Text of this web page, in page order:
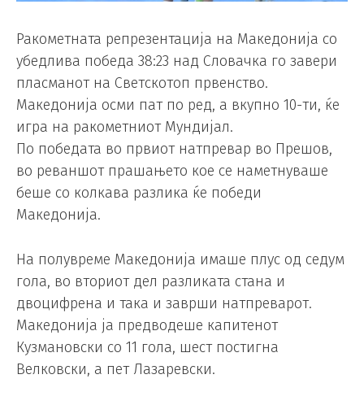
Ракометната репрезентација на Македонија со
убедлива победа 38:23 над Словачка го завери
пласманот на Светскотоп првенство.
Македонија осми пат по ред, а вкупно 10-ти, ќе
игра на ракометниот Мундијал.
По победата во првиот натпревар во Прешов,
во реваншот прашањето кое се наметнуваше
беше со колкава разлика ќе победи
Македонија.
На полувреме Македонија имаше плус од седум
гола, во вториот дел разликата стана и
двоцифрена и така и заврши натпреварот.
Македонија ја предводеше капитенот
Кузмановски со 11 гола, шест постигна
Велковски, а пет Лазаревски.